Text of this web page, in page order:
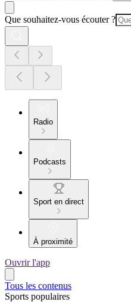
Que souhaitez-vous écouter ?
Radio
Podcasts
Sport en direct
À proximité
Ouvrir l'app
Tous les contenus
Sports populaires